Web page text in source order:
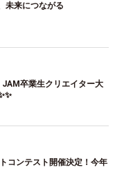
未来につながる
JAM卒業生クリエイター大
コンテスト開催決定！今年